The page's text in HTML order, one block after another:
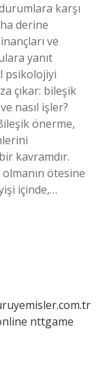
karşı
derine
ve
yanıt
psikolojiyi
çıkar: bileşik
nasıl işler?
önerme,
kavramdır.
ötesine
içinde,…
nttgame